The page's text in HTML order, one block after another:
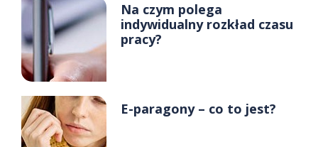
Na czym polega
indywidualny rozkład czasu
pracy?
E-paragony – co to jest?